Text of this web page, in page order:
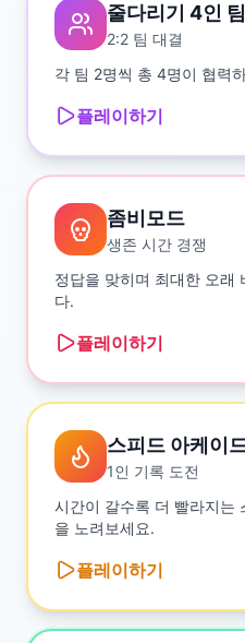
줄다리기 4인
2:2 팀 대결
각 팀 2명씩 총 4명이 협력
플레이하기
좀비모드
생존 시간 경쟁
정답을 맞히며 최대한 오래
다.
플레이하기
스피드 아케이
1인 기록 도전
시간이 갈수록 더 빨라지는
을 노려보세요.
플레이하기